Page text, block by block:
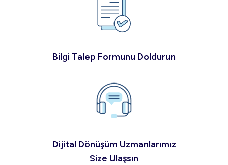
Bilgi Talep Formunu Doldurun
Dijital Dönüşüm Uzmanlarımız
Size Ulaşsın